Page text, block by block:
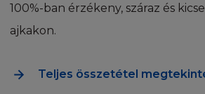
100%-ban érzékeny, száraz és
ajkakon.
Teljes összetétel
szerzői jog védheti. Ön
védjegy jogok vagy bármilyen
információkat a L'Oréal